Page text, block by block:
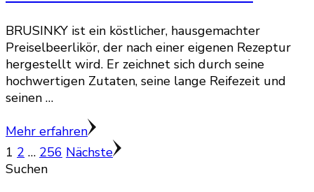
BRUSINKY ist ein köstlicher, hausgemachter
Preiselbeerlikör, der nach einer eigenen Rezeptur
hergestellt wird. Er zeichnet sich durch seine
hochwertigen Zutaten, seine lange Reifezeit und
seinen …
Mehr erfahren
Seitennummerierung
der
Seite
1 Seite
2 … Seite
256 Nächste
Suchen